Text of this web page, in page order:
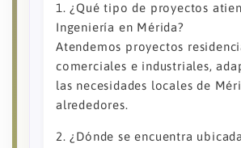
1. ¿Qué tipo de proyectos
Ingeniería en Mérida?
Atendemos proyectos
comerciales e industriales,
las necesidades locales de
alrededores.
2. ¿Dónde se encuentra